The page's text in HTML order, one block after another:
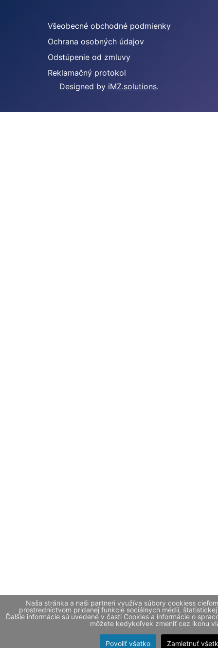
Všeobecné obchodné podmienky
Ochrana osobných údajov
Odstúpenie od zmluvy
Reklamačný protokol
Designed by iMZ.solutions.
Naša stránka a naši partneri využíva súbory cookiess
prostredníctvom pridanej funkcie sociálnych médií,
Ďalšie informácie sú uvedené v časti Cookies a informácie o
môžete kedykoľvek zmeniť cez ikonu
Povoliť všetko Zamietnuť